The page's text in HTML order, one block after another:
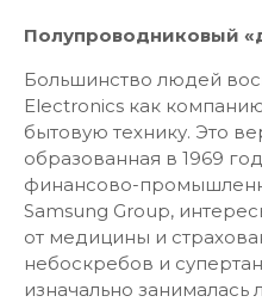
Полупроводниковый
Большинство людей
Electronics как
бытовую технику. Это
образованная в 1969
финансово-
Samsung Group,
от медицины и
небоскребов и
изначально занималась